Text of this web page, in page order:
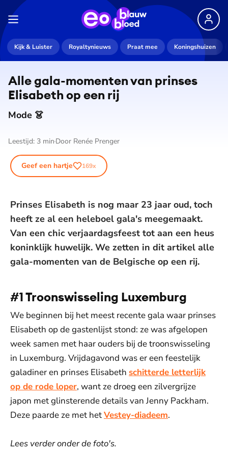
Kijk & Luister Royaltynieuws Praat mee Koningshuizen
Alle gala-momenten van prinses
Elisabeth op een rij
Mode 👗
Leestijd: 3 min Door Renée Prenger
Geef een hartje 169x
Prinses Elisabeth is nog maar 23 jaar oud, toch
heeft ze al een heleboel gala's meegemaakt.
Van een chic verjaardagsfeest tot aan een heus
koninklijk huwelijk. We zetten in dit artikel alle
gala-momenten van de Belgische op een rij.
#1 Troonswisseling Luxemburg
We beginnen bij het meest recente gala waar prinses
Elisabeth op de gastenlijst stond: ze was afgelopen
week samen met haar ouders bij de troonswisseling
in Luxemburg. Vrijdagavond was er een feestelijk
galadiner en prinses Elisabeth schitterde letterlijk
op de rode loper, want ze droeg een zilvergrijze
japon met glinsterende details van Jenny Packham.
Deze paarde ze met hetVestey-diadeem.
Lees verder onder de foto's.